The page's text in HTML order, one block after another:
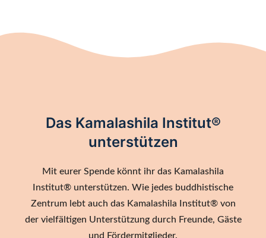
Das Kamalashila Institut®
unterstützen
Mit eurer Spende könnt ihr das Kamalashila
Institut® unterstützen. Wie jedes buddhistische
Zentrum lebt auch das Kamalashila Institut® von
der vielfältigen Unterstützung durch Freunde, Gäste
und Fördermitglieder.